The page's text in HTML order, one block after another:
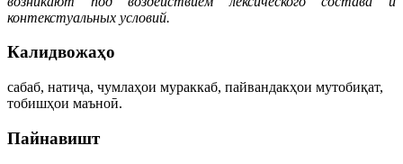
контекстуальных условий.
Калидвожаҳо
сабаб, натиҷа, чумлаҳои мураккаб, пайвандакҳои мутобиқат,
тобишҳои маъноӣ.
Пайнавишт